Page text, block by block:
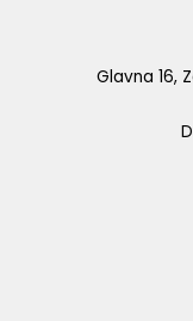
Glavna 16,